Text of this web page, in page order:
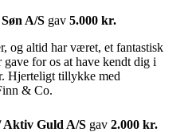
A/S gav 5.000 kr.
og altid har været, et fantastisk
gave for os at have kendt dig i
Hjerteligt tillykke med
& Co.
Aktiv Guld A/S gav 2.000 kr.